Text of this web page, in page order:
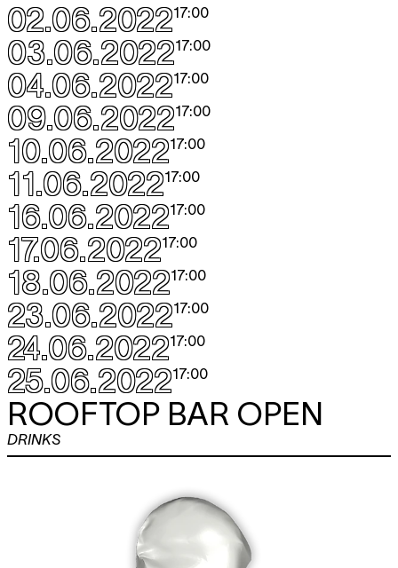
02.06.202217:00
03.06.202217:00
04.06.202217:00
09.06.202217:00
10.06.202217:00
11.06.202217:00
16.06.202217:00
17.06.202217:00
18.06.202217:00
23.06.202217:00
24.06.202217:00
25.06.202217:00
ROOFTOP BAR OPEN
DRINKS